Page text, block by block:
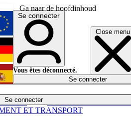
Ga naar de hoofdinhoud
Close menu
Se connecter
English
Deutsch
Español
Se connecter
Vous êtes déconnecté.
Se connecter
ET TRANSPORT